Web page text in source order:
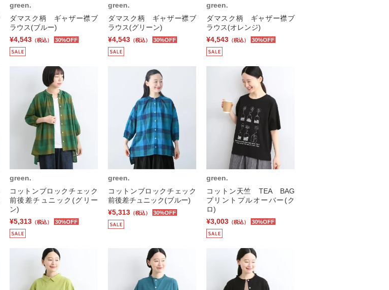
green.
ダマスク柄 ギャザー襟ブ
ラウス(ブルー)
¥4,543 （税込） 30%OFF
green.
ダマスク柄 ギャザー襟ブ
ラウス(グリーン)
¥4,543 （税込） 30%OFF
green.
ダマスク柄 ギャザー襟ブ
ラウス(オレンジ)
¥4,543 （税込） 30%OFF
green.
コットンブロックチェック
前後差チュニック(グリー
ン)
¥5,313 （税込） 30%OFF
green.
コットンブロックチェック
前後差チュニック(ブルー)
¥5,313 （税込） 30%OFF
green.
コットン天竺 TEA BAG
プリントプルオーバー(ク
ロ)
¥3,003 （税込） 30%OFF